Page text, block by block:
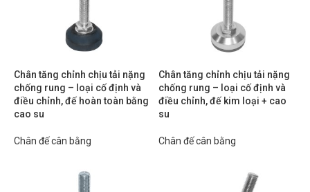
Chân tăng chỉnh chịu tải nặng
chống rung – loại cố định và
điều chỉnh, đế hoàn toàn bằng
cao su
Chân đế cân bằng
Chân tăng chỉnh chịu tải nặng
chống rung – loại cố định và
điều chỉnh, đế kim loại + cao
su
Chân đế cân bằng